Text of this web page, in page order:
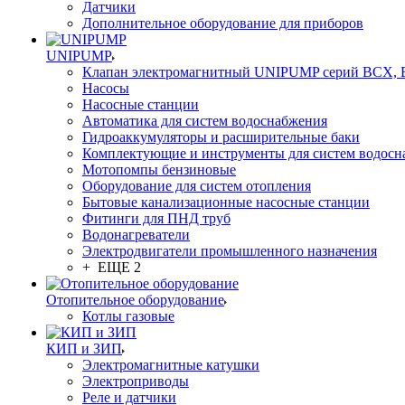
Датчики
Дополнительное оборудование для приборов
UNIPUMP
Клапан электромагнитный UNIPUMP серий BCX,
Насосы
Насосные станции
Автоматика для систем водоснабжения
Гидроаккумуляторы и расширительные баки
Комплектующие и инструменты для систем
Мотопомпы бензиновые
Оборудование для систем отопления
Бытовые канализационные насосные станции
Фитинги для ПНД труб
Водонагреватели
Электродвигатели промышленного назначения
+ ЕЩЕ 2
Отопительное оборудование
Котлы газовые
КИП и ЗИП
Электромагнитные катушки
Электроприводы
Реле и датчики